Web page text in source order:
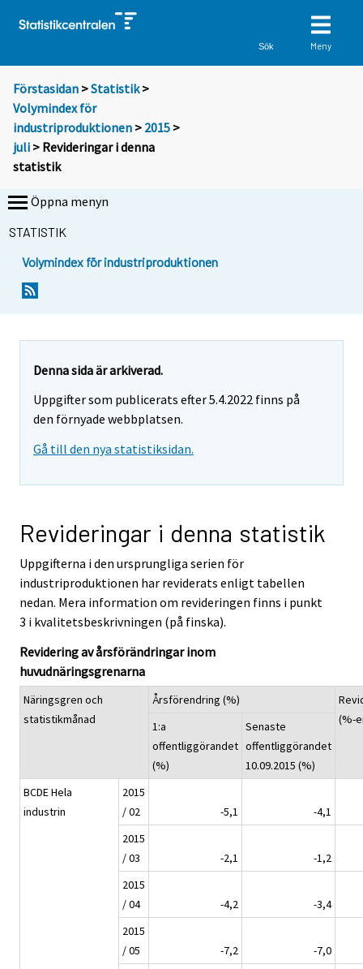
Sök Meny
Förstasidan >Statistik >
Volymindex för
industriproduktionen > 2015 >
juli > Revideringar i denna
statistik
Öppna menyn
STATISTIK
Volymindex för industriproduktionen
Denna sida är arkiverad.
Uppgifter som publicerats efter 5.4.2022 finns på
den förnyade webbplatsen.
Gå till den nya statistiksidan.
Revideringar i denna statistik
Uppgifterna i den ursprungliga serien för
industriproduktionen har reviderats enligt tabellen
nedan. Mera information om revideringen finns i punkt
3 i kvalitetsbeskrivningen (på finska).
Revidering av årsförändringar inom
huvudnäringsgrenarna
Näringsgren och
statistikmånad
Årsförendring (%)
(%-
1:a
offentliggörandet
(%)
Senaste
offentliggörandet
10.09.2015 (%)
BCDE Hela
industrin
2015
/ 02
-5,1
-4,1
2015
/ 03
-2,1
-1,2
2015
/ 04
-4,2
-3,4
2015
/ 05
-7,2
-7,0